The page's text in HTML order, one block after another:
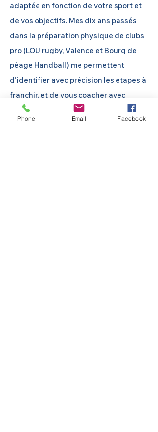
adaptée en fonction de votre sport et
de vos objectifs. Mes dix ans passés
dans la préparation physique de clubs
pro (LOU rugby, Valence et Bourg de
péage Handball) me permettent
d'identifier avec précision les étapes à
franchir, et de vous coacher avec
rigueur.
Phone Email Facebook